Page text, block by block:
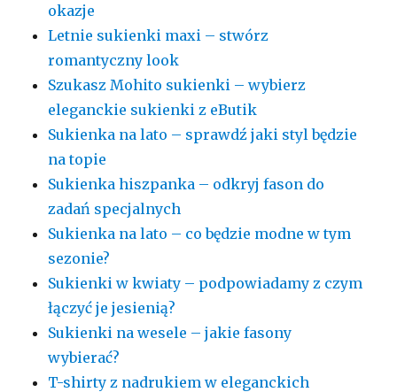
okazje
Letnie sukienki maxi – stwórz
romantyczny look
Szukasz Mohito sukienki – wybierz
eleganckie sukienki z eButik
Sukienka na lato – sprawdź jaki styl będzie
na topie
Sukienka hiszpanka – odkryj fason do
zadań specjalnych
Sukienka na lato – co będzie modne w tym
sezonie?
Sukienki w kwiaty – podpowiadamy z czym
łączyć je jesienią?
Sukienki na wesele – jakie fasony
wybierać?
T-shirty z nadrukiem w eleganckich